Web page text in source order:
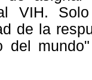
VIH.
de la
del